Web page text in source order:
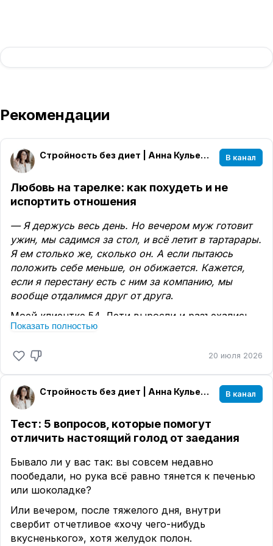
Рекомендации
Стройность без диет | Анна Кульечева В канал
Любовь на тарелке: как похудеть и не
испортить отношения
— Я держусь весь день. Но вечером муж готовит
ужин, мы садимся за стол, и всё летит в тартарары.
Я ем столько же, сколько он. А если пытаюсь
положить себе меньше, он обижается. Кажется,
если я перестану есть с ним за компанию, мы
вообще отдалимся друг от друга.
Моей клиентке 54. Дети выросли и разъехались.
За плечами 30 лет брака. И как это часто бывает,
темы, а вместо них пришла рутина.
У каждого свои интересы, свой круг общения.
Раньше хоть ребенок двойку принесет — было,
ради чего семейный совет собрать. А теперь все
ровно, спокойно.
И в какой-то момент еда стала единственным
Тот час в сутках, когда муж и жена
действительно были вместе и разговаривали —
Муж выражал свою заботу через еду:
— Посмотри, каких вкусностей я накупил.
Показать полностью
20 июля 2026
Стройность без диет | Анна Кульечева В канал
Тест: 5 вопросов, которые помогут
отличить настоящий голод от заедания
Бывало ли у вас так: вы совсем недавно
пообедали, но рука всё равно тянется к печенью
или шоколадке?
Или вечером, после тяжелого дня, внутри
свербит отчетливое «хочу чего-нибудь
вкусненького», хотя желудок полон.